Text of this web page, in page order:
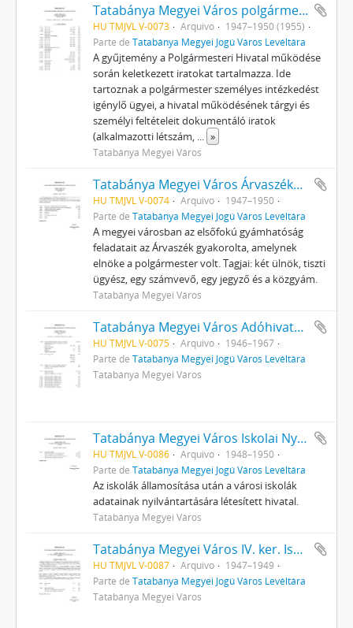
Tatabánya Megyei Város polgármesterének iratai
HU TMJVL V-0073 Arquivo
1947–1950 (1955)
Parte de Tatabánya Megyei Jogú Város Levéltára
A gyűjtemény a Polgármesteri Hivatal működése
során keletkezett iratokat tartalmazza. Ide
tartoznak a polgármester személyes intézkedést
igénylő ügyei, a hivatal működésének tárgyi és
személyi feltételeit dokumentáló iratok
(alkalmazotti létszám, ... »
Tatabánya Megyei Város
Tatabánya Megyei Város Árvaszékének iratai
HU TMJVL V-0074 Arquivo
1947–1950
Parte de Tatabánya Megyei Jogú Város Levéltára
A megyei városban az elsőfokú gyámhatóság
feladatait az Árvaszék gyakorolta, amelynek
elnöke a polgármester volt. Tagjai: két ülnök, tiszti
ügyész, egy számvevő, egy jegyző és a közgyám.
Tatabánya Megyei Város
Tatabánya Megyei Város Adóhivatalának iratai
HU TMJVL V-0075 Arquivo
1946–1967
Parte de Tatabánya Megyei Jogú Város Levéltára
Tatabánya Megyei Város
Tatabánya Megyei Város Iskolai Nyilvántartó Hivatalának iratai
HU TMJVL V-0086 Arquivo
1948–1950
Parte de Tatabánya Megyei Jogú Város Levéltára
Az iskolák államosítása után a városi iskolák
adatainak nyilvántartására létesített hivatal.
Tatabánya Megyei Város
Tatabánya Megyei Város IV. ker. Iskolaigazgatóságának iratai
HU TMJVL V-0087 Arquivo
1947–1949
Parte de Tatabánya Megyei Jogú Város Levéltára
Tatabánya Megyei Város